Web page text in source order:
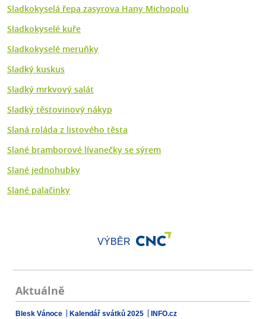
Sladkokyselá řepa zasyrova Hany Michopolu
Sladkokyselé kuře
Sladkokyselé meruňky
Sladký kuskus
Sladký mrkvový salát
Sladký těstovinový nákyp
Slaná roláda z listového těsta
Slané bramborové lívanečky se sýrem
Slané jednohubky
Slané palačinky
VÝBĚR
Aktuálně
Blesk Vánoce Kalendář svátků 2025 INFO.cz